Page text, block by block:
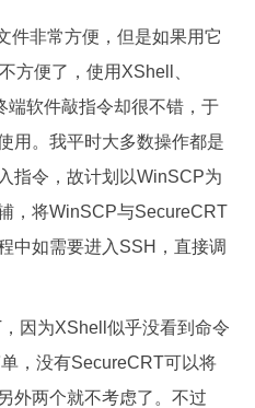
件非常方便，但是如果用它
方便了，使用XShell、
端软件敲指令却很不错，于
用。我平时大多数操作都是
指令，故计划以WinSCP为
，将WinSCP与SecureCRT
中如需要进入SSH，直接调
因为XShell似乎没看到命令
，没有SecureCRT可以将
外两个就不考虑了。不过